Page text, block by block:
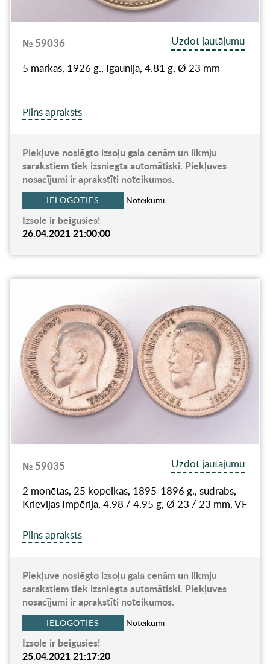
№ 59036
Uzdot jautājumu
5 markas, 1926 g., Igaunija, 4.81 g, Ø 23 mm
Pilns apraksts
Piekļuve noslēgto izsoļu gala cenām un likmju
sarakstiem tiek izsniegta automātiski. Piekļuves
nosacījumi ir aprakstīti noteikumos.
IELOGOTIES Noteikumi
Izsole ir beigusies!
26.04.2021 21:00:00
№ 59035
Uzdot jautājumu
2 monētas, 25 kopeikas, 1895-1896 g., sudrabs,
Krievijas Impērija, 4.98 / 4.95 g, Ø 23 / 23 mm, VF
Pilns apraksts
Piekļuve noslēgto izsoļu gala cenām un likmju
sarakstiem tiek izsniegta automātiski. Piekļuves
nosacījumi ir aprakstīti noteikumos.
IELOGOTIES Noteikumi
Izsole ir beigusies!
25.04.2021 21:17:20